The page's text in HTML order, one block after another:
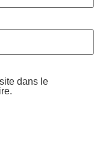
dans le